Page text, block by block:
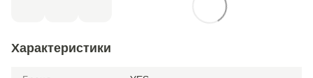
Характеристики